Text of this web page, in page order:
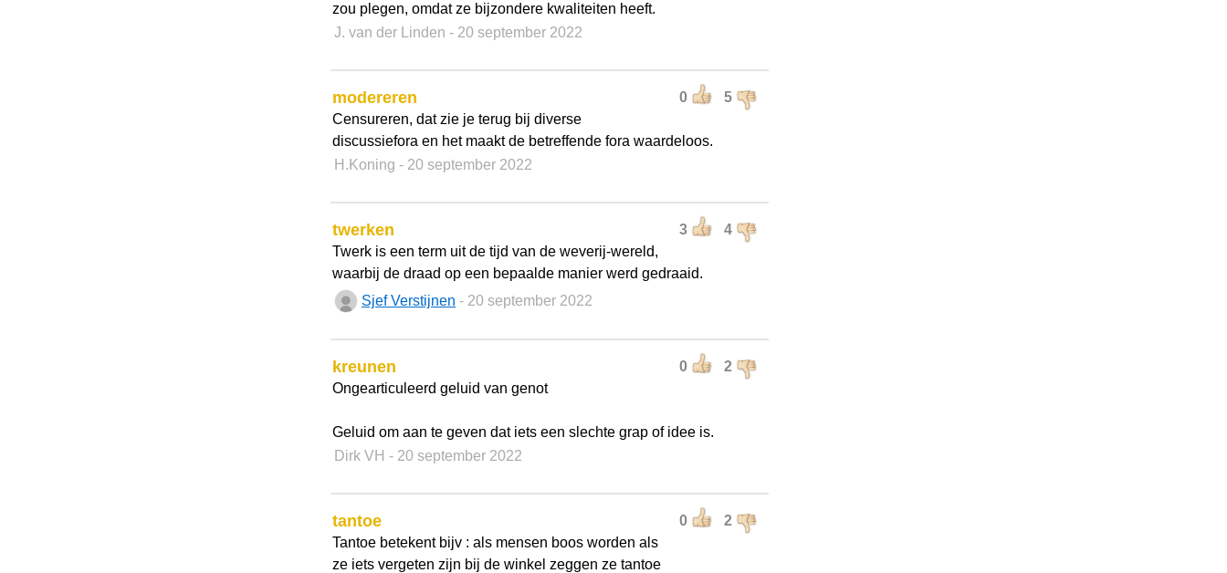
zou plegen, omdat ze bijzondere kwaliteiten heeft.
J. van der Linden - 20 september 2022
0 5
modereren
Censureren, dat zie je terug bij diverse
discussiefora en het maakt de betreffende fora waardeloos.
H.Koning - 20 september 2022
3 4
twerken
Twerk is een term uit de tijd van de weverij-wereld,
waarbij de draad op een bepaalde manier werd gedraaid.
Sjef Verstijnen - 20 september 2022
0 2
kreunen
Ongearticuleerd geluid van genot
Geluid om aan te geven dat iets een slechte grap of idee is.
Dirk VH - 20 september 2022
0 2
tantoe
Tantoe betekent bijv : als mensen boos worden als
ze iets vergeten zijn bij de winkel zeggen ze tantoe